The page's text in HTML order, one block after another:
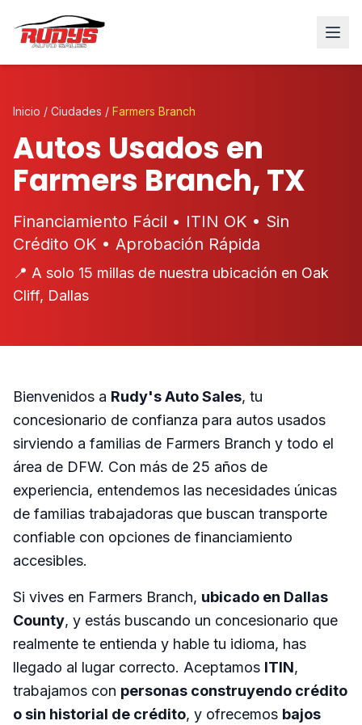
Inicio / Ciudades / Farmers Branch
Autos Usados en
Farmers Branch, TX
Financiamiento Fácil • ITIN OK • Sin
Crédito OK • Aprobación Rápida
📍 A solo 15 millas de nuestra ubicación en Oak
Cliff, Dallas
Bienvenidos a Rudy's Auto Sales, tu
concesionario de confianza para autos usados
sirviendo a familias de Farmers Branch y todo el
área de DFW. Con más de 25 años de
experiencia, entendemos las necesidades únicas
de familias trabajadoras que buscan transporte
confiable con opciones de financiamiento
accesibles.
Si vives en Farmers Branch, ubicado en Dallas
County, y estás buscando un concesionario que
realmente te entienda y hable tu idioma, has
llegado al lugar correcto. Aceptamos ITIN,
trabajamos con personas construyendo crédito
o sin historial de crédito, y ofrecemos bajos